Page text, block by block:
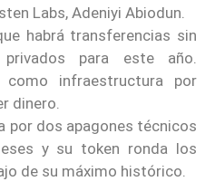
Labs, Adeniyi Abiodun.
habrá transferencias sin
para este año.
infraestructura por
dinero.
por dos apagones técnicos
y su token ronda los
de su máximo histórico.